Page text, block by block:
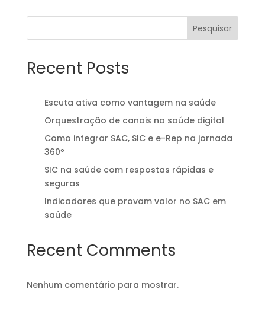
Pesquisar
Recent Posts
Escuta ativa como vantagem na saúde
Orquestração de canais na saúde digital
Como integrar SAC, SIC e e-Rep na jornada
360º
SIC na saúde com respostas rápidas e
seguras
Indicadores que provam valor no SAC em
saúde
Recent Comments
Nenhum comentário para mostrar.